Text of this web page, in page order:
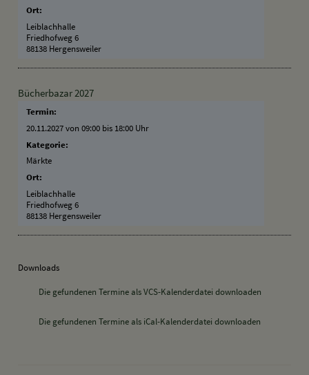
Ort:
Leiblachhalle
Friedhofweg 6
88138 Hergensweiler
Bücherbazar 2027
Termin:
20.11.2027 von 09:00 bis 18:00 Uhr
Kategorie:
Märkte
Ort:
Leiblachhalle
Friedhofweg 6
88138 Hergensweiler
Downloads
Die gefundenen Termine als VCS-Kalenderdatei downloaden
Die gefundenen Termine als iCal-Kalenderdatei downloaden